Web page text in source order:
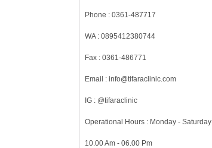
Phone : 0361-487717
WA : 0895412380744
Fax : 0361-486771
Email : info@tifaraclinic.com
IG : @tifaraclinic
Operational Hours : Monday - Saturday
10.00 Am - 06.00 Pm